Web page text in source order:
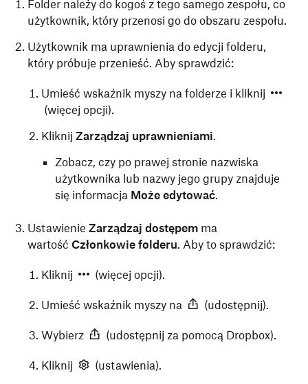
Folder należy do kogoś z tego samego zespołu, co
użytkownik, który przenosi go do obszaru zespołu.
Użytkownik ma uprawnienia do edycji folderu,
który próbuje przenieść. Aby sprawdzić:
Umieść wskaźnik myszy na folderze i kliknij
(więcej opcji).
Kliknij Zarządzaj uprawnieniami.
Zobacz, czy po prawej stronie nazwiska
użytkownika lub nazwy jego grupy znajduje
się informacja Może edytować.
Ustawienie Zarządzaj dostępem ma
wartość Członkowie folderu. Aby to sprawdzić:
Kliknij (więcej opcji).
Umieść wskaźnik myszy na (udostępnij).
Wybierz (udostępnij za pomocą Dropbox).
Kliknij
(ustawienia).